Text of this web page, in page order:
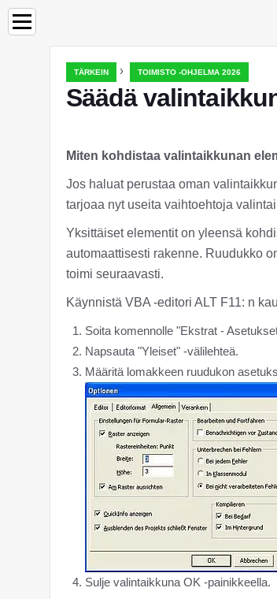
TÄRKEIN › TOIMISTO -OHJELMA 2026
Säädä
Miten kohdistaa valintaikkunan
Jos haluat perustaa oman
tarjoaa nyt useita vaihtoehtoja
Yksittäiset elementit on yleensä
automaattisesti rakenne. Ruudukko
toimi seuraavasti.
Käynnistä VBA -editori ALT F11: n
Soita komennolle "Ekstrat -
Napsauta "Yleiset" -välilehteä.
Määritä lomakkeen ruudukon
Sulje valintaikkuna OK -painikkeella.